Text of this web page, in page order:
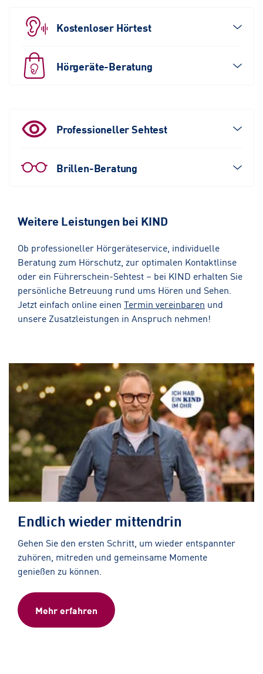
Kostenloser Hörtest
Hörgeräte-Beratung
Professioneller Sehtest
Brillen-Beratung
Weitere Leistungen bei KIND
Ob professioneller Hörgeräteservice, individuelle
Beratung zum Hörschutz, zur optimalen Kontaktlinse
oder ein Führerschein-Sehtest – bei KIND erhalten Sie
persönliche Betreuung rund ums Hören und Sehen.
Jetzt einfach online einen Termin vereinbaren und
unsere Zusatzleistungen in Anspruch nehmen!
Endlich wieder mittendrin
Gehen Sie den ersten Schritt, um wieder entspannter
zuhören, mitreden und gemeinsame Momente
genießen zu können.
Mehr erfahren